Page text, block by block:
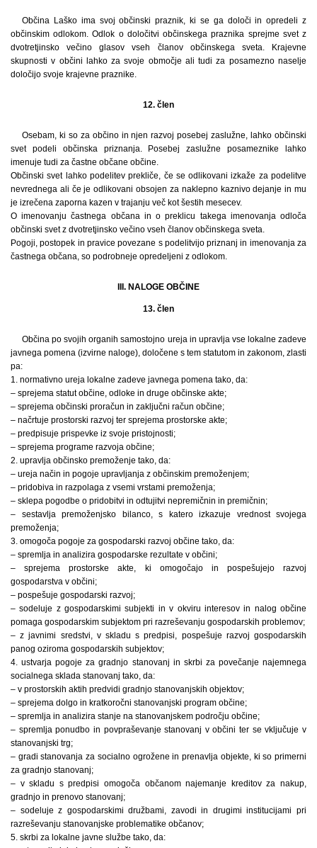
Občina Laško ima svoj občinski praznik, ki se ga določi in opredeli z
občinskim odlokom. Odlok o določitvi občinskega praznika sprejme svet z
dvotretjinsko večino glasov vseh članov občinskega sveta. Krajevne
skupnosti v občini lahko za svoje območje ali tudi za posamezno naselje
določijo svoje krajevne praznike.
12. člen
Osebam, ki so za občino in njen razvoj posebej zaslužne, lahko občinski
svet podeli občinska priznanja. Posebej zaslužne posameznike lahko
imenuje tudi za častne občane občine.
Občinski svet lahko podelitev prekliče, če se odlikovani izkaže za podelitve
nevrednega ali če je odlikovani obsojen za naklepno kaznivo dejanje in mu
je izrečena zaporna kazen v trajanju več kot šestih mesecev.
O imenovanju častnega občana in o preklicu takega imenovanja odloča
občinski svet z dvotretjinsko večino vseh članov občinskega sveta.
Pogoji, postopek in pravice povezane s podelitvijo priznanj in imenovanja za
častnega občana, so podrobneje opredeljeni z odlokom.
III. NALOGE OBČINE
13. člen
Občina po svojih organih samostojno ureja in upravlja vse lokalne zadeve
javnega pomena (izvirne naloge), določene s tem statutom in zakonom, zlasti
pa:
1. normativno ureja lokalne zadeve javnega pomena tako, da:
– sprejema statut občine, odloke in druge občinske akte;
– sprejema občinski proračun in zaključni račun občine;
– načrtuje prostorski razvoj ter sprejema prostorske akte;
– predpisuje prispevke iz svoje pristojnosti;
– sprejema programe razvoja občine;
2. upravlja občinsko premoženje tako, da:
– ureja način in pogoje upravljanja z občinskim premoženjem;
– pridobiva in razpolaga z vsemi vrstami premoženja;
– sklepa pogodbe o pridobitvi in odtujitvi nepremičnin in premičnin;
– sestavlja premoženjsko bilanco, s katero izkazuje vrednost svojega
premoženja;
3. omogoča pogoje za gospodarski razvoj občine tako, da:
– spremlja in analizira gospodarske rezultate v občini;
– sprejema prostorske akte, ki omogočajo in pospešujejo razvoj
gospodarstva v občini;
– pospešuje gospodarski razvoj;
– sodeluje z gospodarskimi subjekti in v okviru interesov in nalog občine
pomaga gospodarskim subjektom pri razreševanju gospodarskih problemov;
– z javnimi sredstvi, v skladu s predpisi, pospešuje razvoj gospodarskih
panog oziroma gospodarskih subjektov;
4. ustvarja pogoje za gradnjo stanovanj in skrbi za povečanje najemnega
socialnega sklada stanovanj tako, da:
– v prostorskih aktih predvidi gradnjo stanovanjskih objektov;
– sprejema dolgo in kratkoročni stanovanjski program občine;
– spremlja in analizira stanje na stanovanjskem področju občine;
– spremlja ponudbo in povpraševanje stanovanj v občini ter se vključuje v
stanovanjski trg;
– gradi stanovanja za socialno ogrožene in prenavlja objekte, ki so primerni
za gradnjo stanovanj;
– v skladu s predpisi omogoča občanom najemanje kreditov za nakup,
gradnjo in prenovo stanovanj;
– sodeluje z gospodarskimi družbami, zavodi in drugimi institucijami pri
razreševanju stanovanjske problematike občanov;
5. skrbi za lokalne javne službe tako, da: